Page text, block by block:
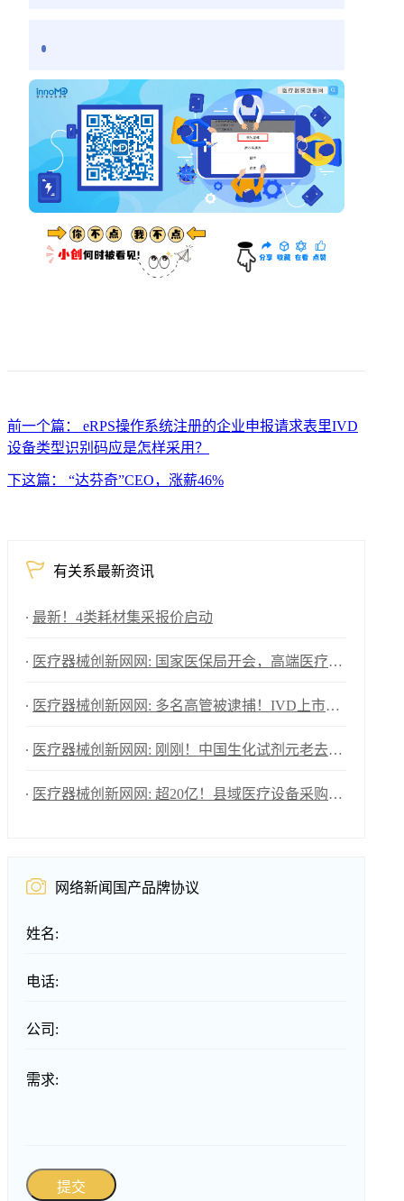
前一个篇： eRPS操作系统注册的企业申报请求表里IVD
设备类型识别码应是怎样采用？
下这篇： “达芬奇”CEO，涨薪46%
有关系最新资讯
最新！4类耗材集采报价启动
医疗器械创新网网: 国家医保局开会，高端医疗器械重大利好
医疗器械创新网网: 多名高管被逮捕！IVD上市企业年亏损1576万！
医疗器械创新网网: 刚刚！中国生化试剂元老去世！
医疗器械创新网网: 超20亿！县域医疗设备采购大爆发（附清单）
网络新闻国产品牌协议
姓名:
电话:
公司:
需求:
提交